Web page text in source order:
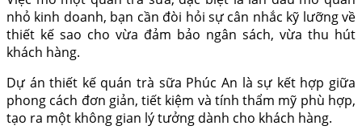
nhỏ kinh doanh, bạn cần đòi hỏi sự cân nhắc kỹ lưỡng về
thiết kế sao cho vừa đảm bảo ngân sách, vừa thu hút
khách hàng.
Dự án thiết kế quán trà sữa Phúc An là sự kết hợp giữa
phong cách đơn giản, tiết kiệm và tính thẩm mỹ phù hợp,
tạo ra một không gian lý tưởng dành cho khách hàng.